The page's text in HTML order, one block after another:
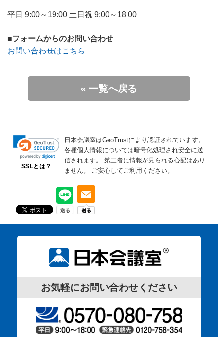
平日 9:00～19:00 土日祝 9:00～18:00
■フォームからのお問い合わせ
お問い合わせはこちら
« 一覧へ戻る
SSLとは？
日本会議室はGeoTrustにより認証されています。
各種個人情報については暗号化処理され安全に送
信されます。
第三者に情報が見られる心配はあり
ません。
ご安心してご利用ください。
お気軽にお問い合わせください